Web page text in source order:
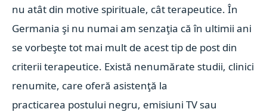
nu atât din motive spirituale, cât terapeutice. În
Germania şi nu numai am senzaţia că în ultimii ani
se vorbeşte tot mai mult de acest tip de post din
criterii terapeutice. Există nenumărate studii, clinici
renumite, care oferă asistenţă la
practicarea postului negru, emisiuni TV sau